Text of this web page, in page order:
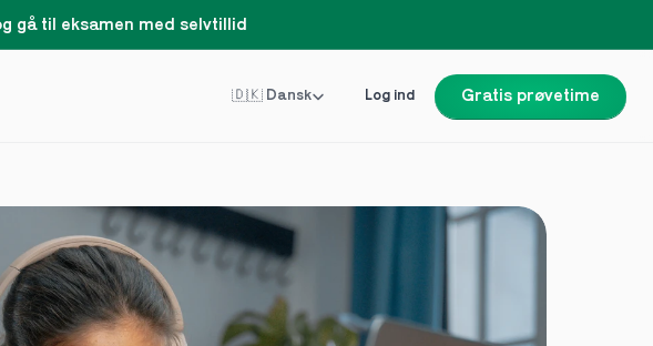
Log ind Gratis prøvetime
🇩🇰 Dansk
gå til eksamen med selvtillid